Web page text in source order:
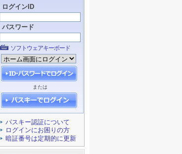
ログインID
パスワード
ソフトウェアキーボード
または
パスキー認証について
ログインにお困りの方
暗証番号は定期的に更新